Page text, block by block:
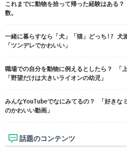
これまでに動物を拾って帰った経験はある
数。
一緒に暮らすなら「犬」「猫」どっち!? 犬
「ツンデレでかわいい」
職場での自分を動物に例えるとしたら？ 「
「野望だけは大きいライオンの幼児」
みんなYouTubeでなにみてるの？ 「好きな
のかわいい動画」
話題のコンテンツ